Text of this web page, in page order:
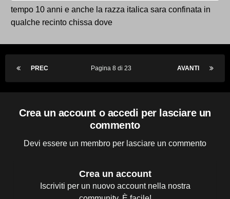
tempo 10 anni e anche la razza italica sara confinata in
qualche recinto chissa dove
PREC AVANTI
Pagina 8 di 23
Crea un account o accedi per lasciare un
commento
Devi essere un membro per lasciare un commento
Crea un account
Iscriviti per un nuovo account nella nostra